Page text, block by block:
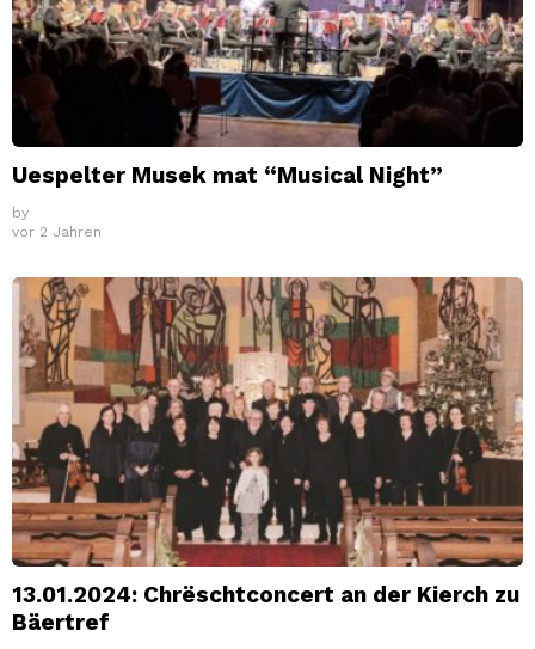
Uespelter Musek mat “Musical Night”
by
vor 2 Jahren
13.01.2024: Chrëschtconcert an der Kierch zu
Bäertref